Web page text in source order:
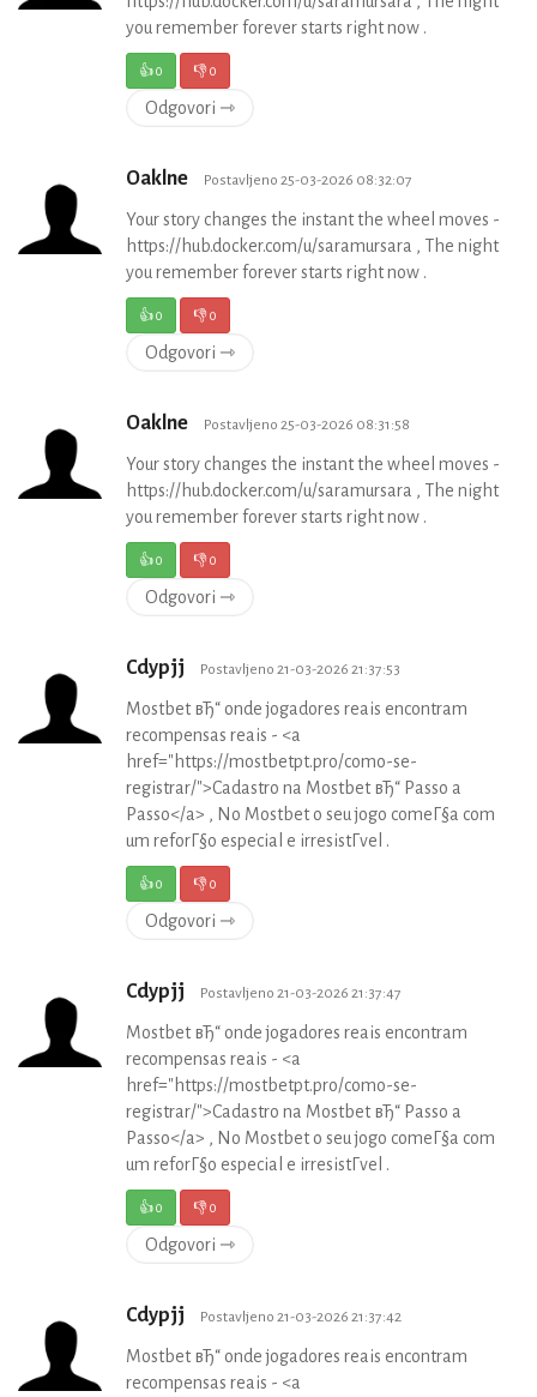
you remember forever starts right now .
👍0 👎0
Odgovori ⇾
Oaklne Postavljeno 25-03-2026 08:32:07
Your story changes the instant the wheel moves -
https://hub.docker.com/u/saramursara , The night
you remember forever starts right now .
👍0 👎0
Odgovori ⇾
Oaklne Postavljeno 25-03-2026 08:31:58
Your story changes the instant the wheel moves -
https://hub.docker.com/u/saramursara , The night
you remember forever starts right now .
👍0 👎0
Odgovori ⇾
Cdypjj Postavljeno 21-03-2026 21:37:53
Mostbet вЂ“ onde jogadores reais encontram
recompensas reais - <a
href="https://mostbetpt.pro/como-se-
registrar/">Cadastro na Mostbet вЂ“ Passo a
Passo</a> , No Mostbet o seu jogo comeГ§a com
um reforГ§o especial e irresistГ­vel .
👍0 👎0
Odgovori ⇾
Cdypjj Postavljeno 21-03-2026 21:37:47
Mostbet вЂ“ onde jogadores reais encontram
recompensas reais - <a
href="https://mostbetpt.pro/como-se-
registrar/">Cadastro na Mostbet вЂ“ Passo a
Passo</a> , No Mostbet o seu jogo comeГ§a com
um reforГ§o especial e irresistГ­vel .
👍0 👎0
Odgovori ⇾
Cdypjj Postavljeno 21-03-2026 21:37:42
Mostbet вЂ“ onde jogadores reais encontram
recompensas reais - <a